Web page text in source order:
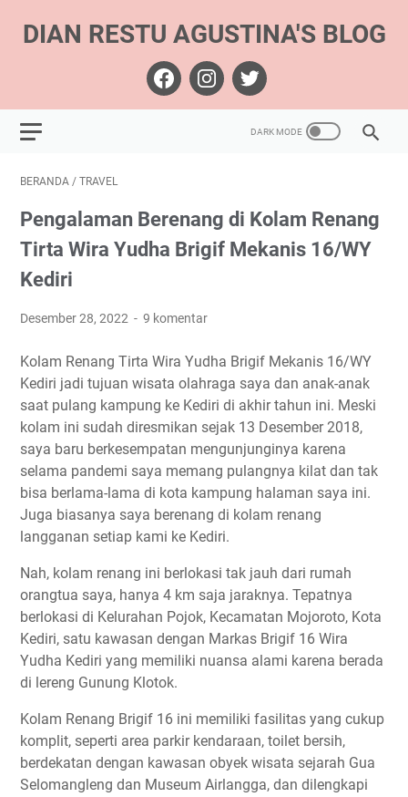
DIAN RESTU AGUSTINA'S BLOG
BERANDA / TRAVEL
Pengalaman Berenang di Kolam Renang
Tirta Wira Yudha Brigif Mekanis 16/WY
Kediri
Desember 28, 2022 9 komentar
Kolam Renang Tirta Wira Yudha Brigif Mekanis 16/WY
Kediri jadi tujuan wisata olahraga saya dan anak-anak
saat pulang kampung ke Kediri di akhir tahun ini. Meski
kolam ini sudah diresmikan sejak 13 Desember 2018,
saya baru berkesempatan mengunjunginya karena
selama pandemi saya memang pulangnya kilat dan tak
bisa berlama-lama di kota kampung halaman saya ini.
Juga biasanya saya berenang di kolam renang
langganan setiap kami ke Kediri.
Nah, kolam renang ini berlokasi tak jauh dari rumah
orangtua saya, hanya 4 km saja jaraknya. Tepatnya
berlokasi di Kelurahan Pojok, Kecamatan Mojoroto, Kota
Kediri, satu kawasan dengan Markas Brigif 16 Wira
Yudha Kediri yang memiliki nuansa alami karena berada
di lereng Gunung Klotok.
Kolam Renang Brigif 16 ini memiliki fasilitas yang cukup
komplit, seperti area parkir kendaraan, toilet bersih,
berdekatan dengan kawasan obyek wisata sejarah Gua
Selomangleng dan Museum Airlangga, dan dilengkapi